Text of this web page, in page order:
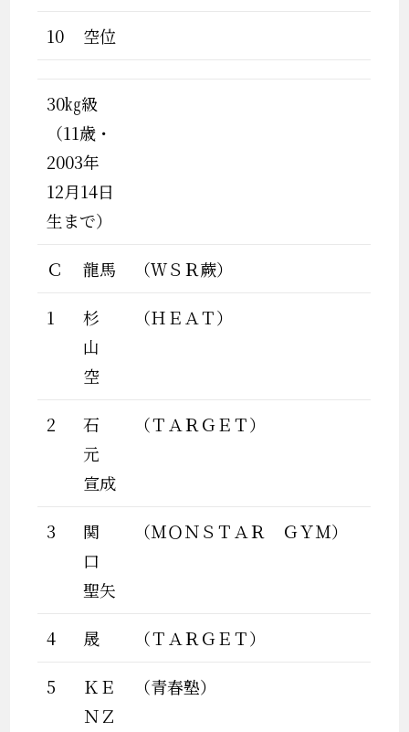
10 空位
30㎏級
（11歳・
2003年
12月14日
生まで）
Ｃ 龍馬 （ＷＳＲ蕨）
1
杉
山
空
（ＨＥＡＴ）
2
石
元
宣成
（ＴＡＲＧＥＴ）
3
関
口
聖矢
（ＭＯＮＳＴＡＲ ＧＹＭ）
4 晟 （ＴＡＲＧＥＴ）
5
ＫＥ
ＮＺ
（青春塾）